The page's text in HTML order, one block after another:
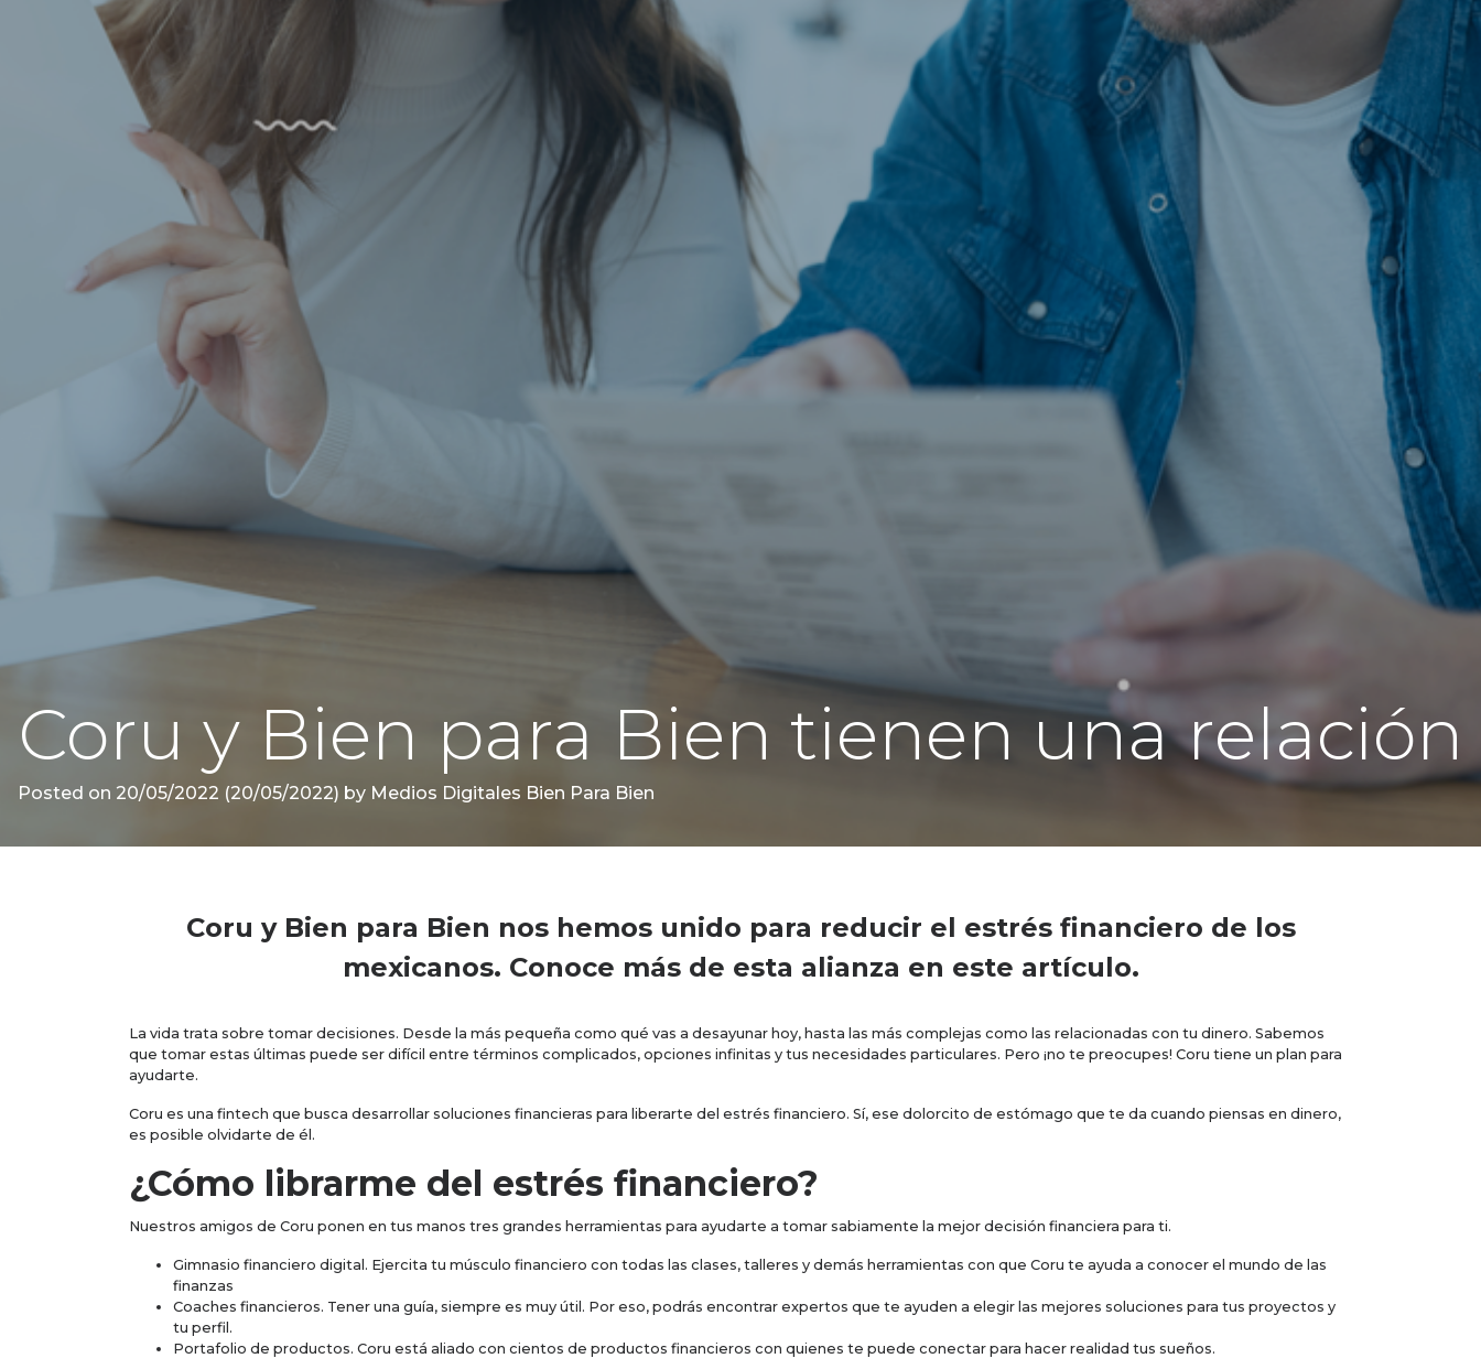
Coru y Bien para Bien tienen una relación
Posted on 20/05/2022 (20/05/2022) by Medios Digitales Bien Para Bien
Coru y Bien para Bien nos hemos unido para reducir el estrés financiero de los
mexicanos. Conoce más de esta alianza en este artículo.
La vida trata sobre tomar decisiones. Desde la más pequeña como qué vas a desayunar hoy, hasta las más complejas como las relacionadas con tu dinero. Sabemos
que tomar estas últimas puede ser difícil entre términos complicados, opciones infinitas y tus necesidades particulares. Pero ¡no te preocupes! Coru tiene un plan para
ayudarte.
Coru es una fintech que busca desarrollar soluciones financieras para liberarte del estrés financiero. Sí, ese dolorcito de estómago que te da cuando piensas en dinero,
es posible olvidarte de él.
¿Cómo librarme del estrés financiero?
Nuestros amigos de Coru ponen en tus manos tres grandes herramientas para ayudarte a tomar sabiamente la mejor decisión financiera para ti.
Gimnasio financiero digital. Ejercita tu músculo financiero con todas las clases, talleres y demás herramientas con que Coru te ayuda a conocer el mundo de las
finanzas
Coaches financieros. Tener una guía, siempre es muy útil. Por eso, podrás encontrar expertos que te ayuden a elegir las mejores soluciones para tus proyectos y
tu perfil.
Portafolio de productos. Coru está aliado con cientos de productos financieros con quienes te puede conectar para hacer realidad tus sueños.